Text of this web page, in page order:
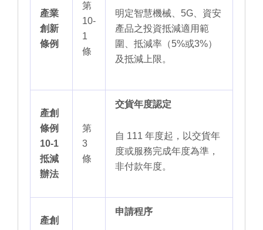
產業
創新
條例
第
10-
1
條
明定智慧機械、5G、資安
產品之投資抵減適用範
圍、抵減率（5%或3%）
及抵減上限。
產創
條例
10-1
抵減
辦法
第
3
條
交貨年度認定
自 111 年度起，以交貨年
度或服務完成年度為準，
非付款年度。
產創
申請程序